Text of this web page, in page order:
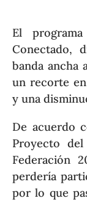
El
Conectado,
banda ancha
un recorte
y una
De acuerdo
Proyecto
Federación
perdería
por lo que